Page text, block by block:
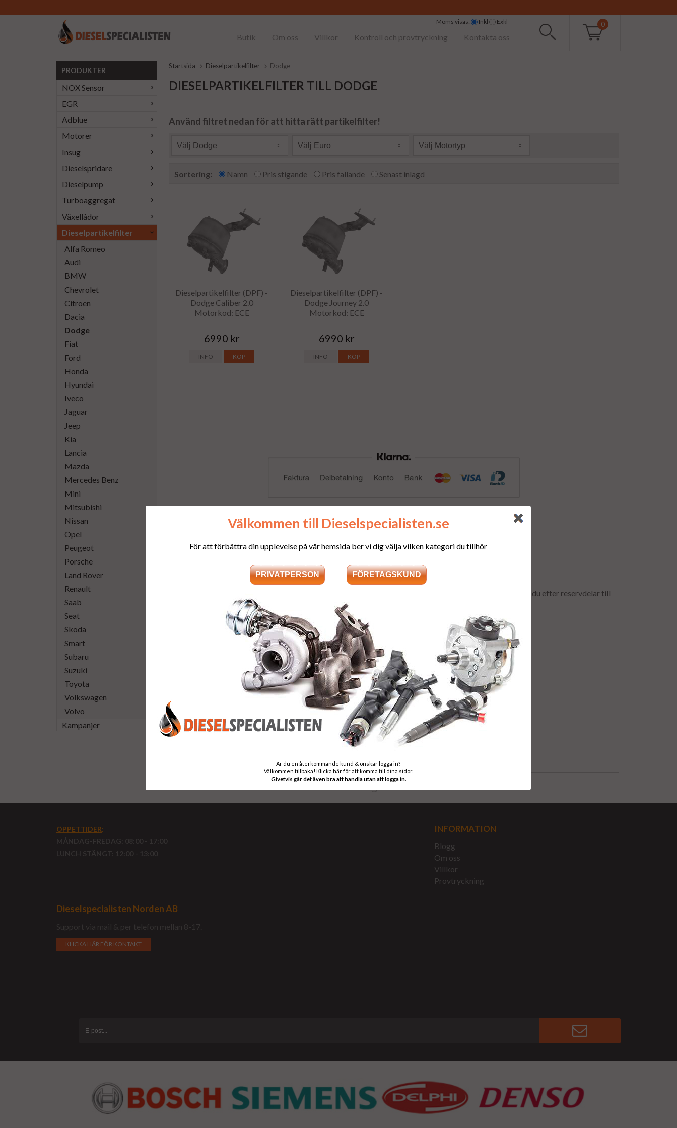
0
Moms visas: Inkl Exkl
Butik Om oss Villkor Kontroll och provtryckning Kontakta oss
PRODUKTER
NOX Sensor
EGR
Adblue
Motorer
Insug
Dieselspridare
Dieselpump
Turboaggregat
Växellådor
Dieselpartikelfilter
Alfa Romeo
Audi
BMW
Chevrolet
Citroen
Dacia
Dodge
Fiat
Ford
Honda
Hyundai
Iveco
Jaguar
Jeep
Kia
Lancia
Mazda
Mercedes Benz
Mini
Mitsubishi
Nissan
Opel
Peugeot
Porsche
Land Rover
Renault
Saab
Seat
Skoda
Smart
Subaru
Suzuki
Toyota
Volkswagen
Volvo
Kampanjer
Startsida Dieselpartikelfilter Dodge
DIESELPARTIKELFILTER TILL DODGE
Använd filtret nedan för att hitta rätt partikelfilter!
Välj Dodge Välj Euro Välj Motortyp
Sortering: Namn Pris stigande Pris fallande Senast inlagd
Dieselpartikelfilter (DPF) -
Dodge Caliber 2.0
Motorkod: ECE
6990 kr
INFO KÖP
Dieselpartikelfilter (DPF) -
Dodge Journey 2.0
Motorkod: ECE
6990 kr
INFO KÖP
Välkommen till Dieselspecialisten Norden AB
Alla våra dieselpartikelfilter finns inte i webshopen, men fler och nya produkter läggs till löpande. Söker du efter reservdelar till
övriga fordon än bilar ber vi er kontakta oss via mejl eller kontaktformuläret.
Support via mail & per telefon mellan 8-17.
KONTAKTA OSS
ÖPPETTIDER:
MÅNDAG-FREDAG: 08:00 - 17:00
LUNCH STÄNGT: 12:00 - 13:00
Dieselspecialisten Norden AB
Support via mail & per telefon mellan 8-17.
KLICKA HÄR FÖR KONTAKT
INFORMATION
Blogg
Om oss
Villkor
Provtryckning
Välkommen till Dieselspecialisten.se
För att förbättra din upplevelse på vår hemsida ber vi dig välja vilken kategori du tillhör
Är du en återkommande kund & önskar logga in?
Välkommen tillbaka! Klicka här för att komma till dina sidor.
Givetvis går det även bra att handla utan att logga in.